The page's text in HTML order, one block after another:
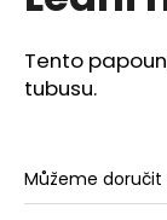
z
5
hvězdiček.
Tento
tubusu.
Můžeme doručit
j
í